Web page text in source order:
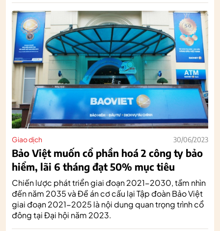
Giao dịch 30/06/2023
Bảo Việt muốn cổ phần hoá 2 công ty bảo
hiểm, lãi 6 tháng đạt 50% mục tiêu
Chiến lược phát triển giai đoạn 2021-2030, tầm nhìn
đến năm 2035 và Đề án cơ cấu lại Tập đoàn Bảo Việt
giai đoạn 2021-2025 là nội dung quan trọng trình cổ
đông tại Đại hội năm 2023.